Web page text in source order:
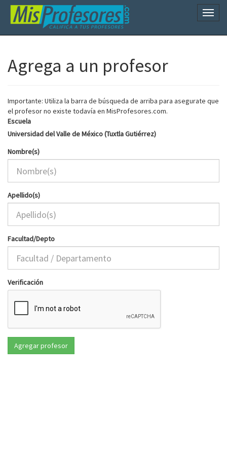
Agrega a un profesor
Importante: Utiliza la barra de búsqueda de arriba para asegurate que
el profesor no existe todavía en MisProfesores.com.
Escuela
Universidad del Valle de México (Tuxtla Gutiérrez)
Nombre(s)
Apellido(s)
Facultad/Depto
Verificación